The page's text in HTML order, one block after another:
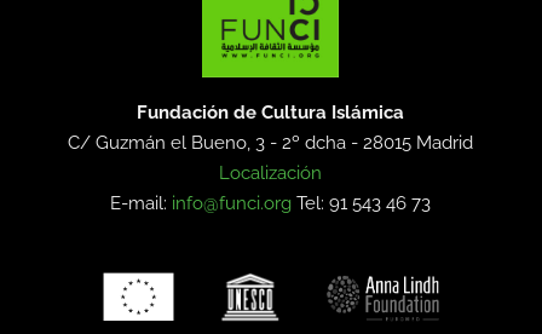
Fundación de Cultura Islámica
C/ Guzmán el Bueno, 3 - 2º dcha -28015 Madrid
Localización
E-mail: info@funci.org Tel: 91 543 46 73